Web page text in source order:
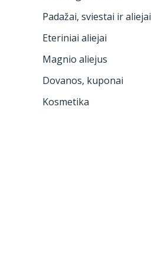
Padažai, sviestai ir aliejai
Eteriniai aliejai
Magnio aliejus
Dovanos, kuponai
Kosmetika